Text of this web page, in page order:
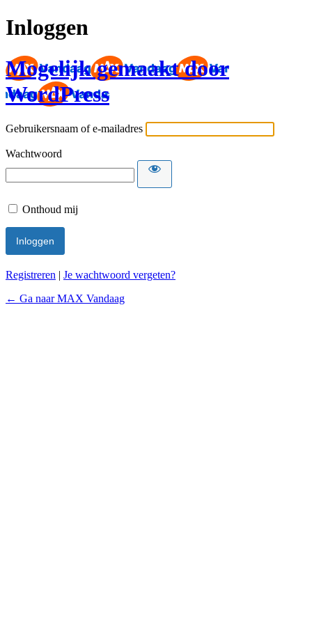
Inloggen
Mogelijk gemaakt door
WordPress
Gebruikersnaam of e-mailadres
Wachtwoord
Onthoud mij
Registreren | Je wachtwoord vergeten?
← Ga naar MAX Vandaag